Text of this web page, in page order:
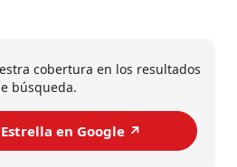
cobertura en los resultados
búsqueda.
en Google ↗️